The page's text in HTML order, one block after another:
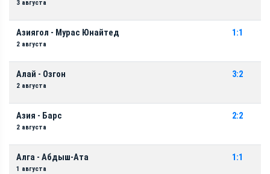
3 августа
Азиягол - Мурас Юнайтед
2 августа
1:1
Алай - Озгон
2 августа
3:2
Азия - Барс
2 августа
2:2
Алга - Абдыш-Ата
1 августа
1:1